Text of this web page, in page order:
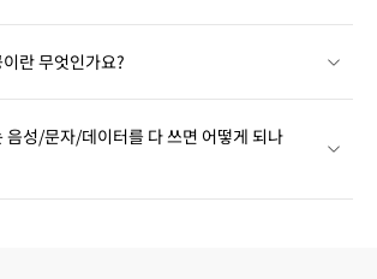
란 무엇인가요?
음성/문자/데이터를 다 쓰면 어떻게 되나